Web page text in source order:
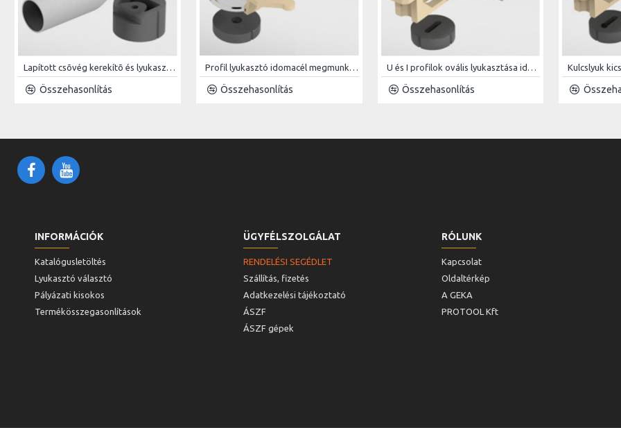
Lapított csõvég kerekítõ és lyukasztó idomacél megmunkáló kiegészítõ
Összehasonlítás
Profil lyukasztó idomacél megmunkáló kiegészítõ
Összehasonlítás
U és I profilok ovális lyukasztása idomacél megmunkáló kiegészítõ
Összehasonlítás
INFORMÁCIÓK
Katalógusletöltés
Lyukasztó választó
Pályázati kisokos
Termékösszegasonlítások
ÜGYFÉLSZOLGÁLAT
RENDELÉSI SEGÉDLET
Szállítás, fizetés
Adatkezelési tájékoztató
ÁSZF
ÁSZF gépek
RÓLUNK
Kapcsolat
Oldaltérkép
A GEKA
PROTOOL Kft